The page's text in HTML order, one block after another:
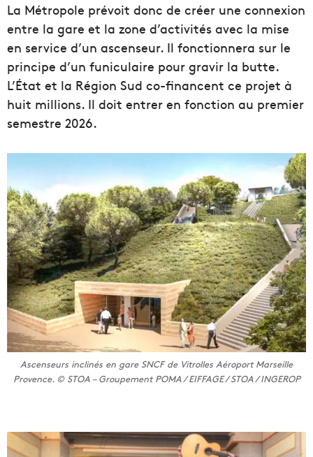
La Métropole prévoit donc de créer une connexion
entre la gare et la zone d’activités avec la mise
en service d’un ascenseur. Il fonctionnera sur le
principe d’un funiculaire pour gravir la butte.
L’État et la Région Sud co-financent ce projet à
huit millions. Il doit entrer en fonction au premier
semestre 2026.
Ascenseurs inclinés en gare SNCF de Vitrolles Aéroport Marseille
Provence. © STOA – Groupement POMA / EIFFAGE / STOA / INGEROP
e